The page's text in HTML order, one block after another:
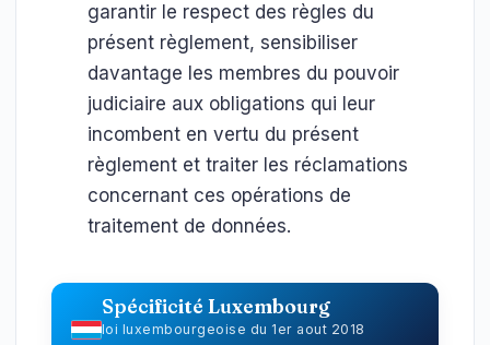
garantir le respect des règles du
présent règlement, sensibiliser
davantage les membres du pouvoir
judiciaire aux obligations qui leur
incombent en vertu du présent
règlement et traiter les réclamations
concernant ces opérations de
traitement de données.
Spécificité Luxembourg
loi luxembourgeoise du 1er aout 2018